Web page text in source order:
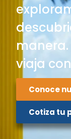
viaja
Conoce
Cotiza tu